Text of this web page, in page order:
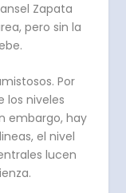
Zapata
pero sin la
Por
los niveles
embargo, hay
el nivel
lucen